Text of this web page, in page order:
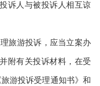
诉人与被投诉人相互谅
旅游投诉，应当立案办
附有关投诉材料，在受
游投诉受理通知书》和